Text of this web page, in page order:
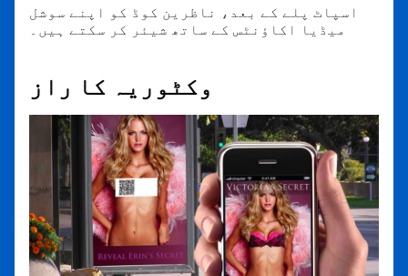
اسپاٹ پلے کے بعد، ناظرین کوڈ کو اپنے سوشل
میڈیا اکاؤنٹس کے ساتھ شیئر کر سکتے ہیں۔
وکٹوریہ کا راز